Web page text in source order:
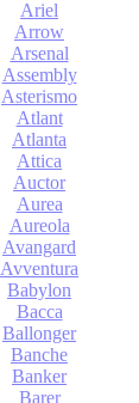
Ariel
Arrow
Arsenal
Assembly
Asterismo
Atlant
Atlanta
Attica
Auctor
Aurea
Aureola
Avangard
Avventura
Babylon
Bacca
Ballonger
Banche
Banker
Barer